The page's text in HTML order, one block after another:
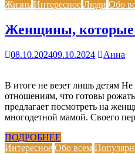
Жизнь Интересное Люди Обо
Женщины, которые
08.10.202409.10.2024 Анна
В итоге не везет лишь детям
отношениям, что готовы
предлагает посмотреть на
многодетной мамой. Своего
ПОДРОБНЕЕ
Интересное Обо всем